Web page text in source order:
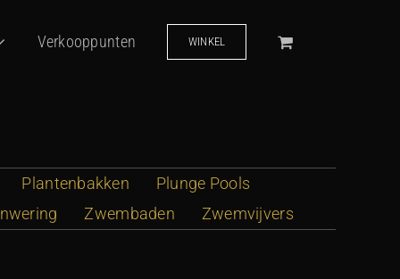
Verkooppunten WINKEL
Plantenbakken
Plunge Pools
Zwembaden Zwemvijvers